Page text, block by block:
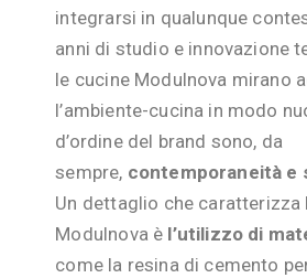
integrarsi in qualunque
anni di studio e innovazione
le cucine Modulnova mirano
l’ambiente-cucina in modo
d’ordine del brand sono, da
sempre, contemporaneità e
Un dettaglio che caratterizza
Modulnova è l’utilizzo di
come la resina di cemento